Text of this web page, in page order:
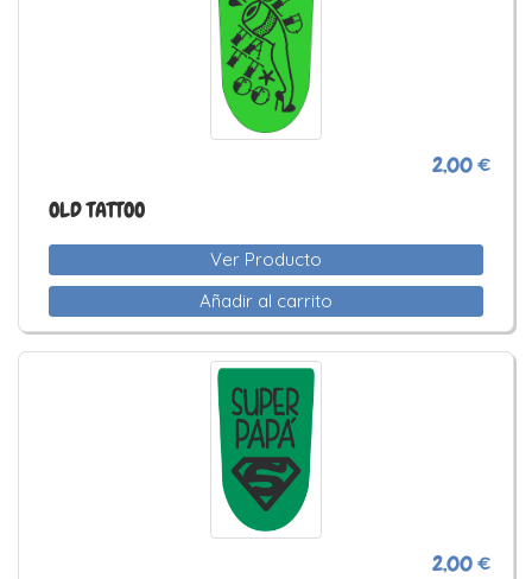
2,00 €
OLD TATTOO
Ver Producto
Añadir al carrito
2,00 €